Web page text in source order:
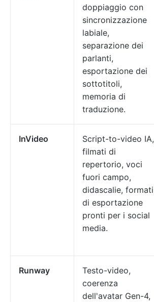
doppiaggio con
sincronizzazione
labiale,
separazione dei
parlanti,
esportazione dei
sottotitoli,
memoria di
traduzione.
InVideo
Script-to-video IA,
filmati di
repertorio, voci
fuori campo,
didascalie, formati
di esportazione
pronti per i social
media.
Runway
Testo-video,
coerenza
dell'avatar Gen-4,